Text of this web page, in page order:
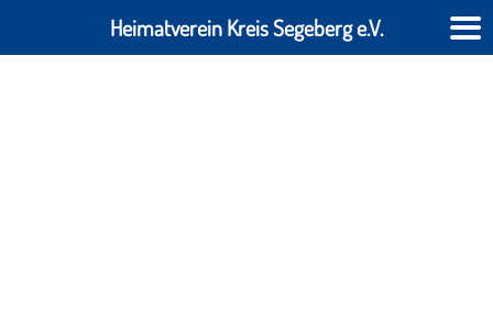
Heimatverein Kreis Segeberg e.V.